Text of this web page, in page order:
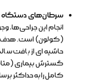
سرطان‌های
انجام این جراحی‌ها،
(کولون) است. هدف
حاشیه‌ای از بافت
گسترش بیماری
کامل را به حداکثر